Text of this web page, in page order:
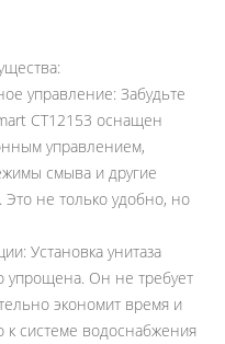
управление: Забудьте
CT12153 оснащен
управлением,
смыва и другие
Это не только удобно, но
Установка унитаза
упрощена. Он не требует
экономит время и
к системе водоснабжения